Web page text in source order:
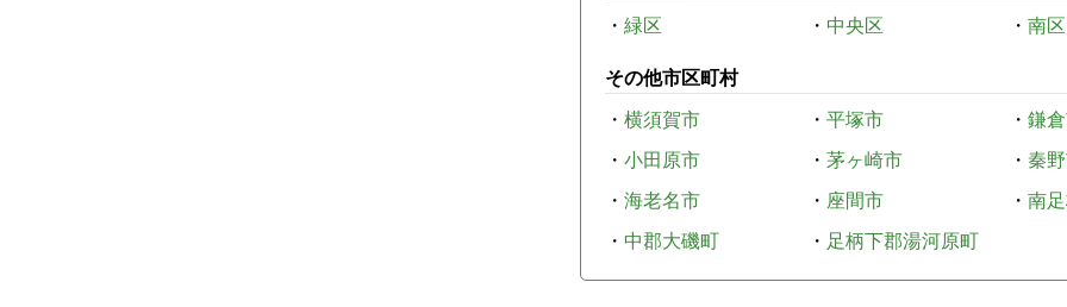
・ 緑区 ・ 中央区 ・ 南区
その他市区町村
・ 横須賀市 ・ 平塚市 ・ 鎌
・ 小田原市 ・ 茅ヶ崎市 ・ 秦
・ 海老名市 ・ 座間市 ・ 南
・ 中郡大磯町 ・ 足柄下郡湯河原町